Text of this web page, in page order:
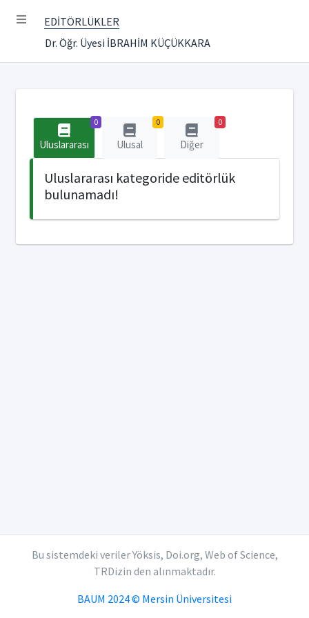
EDİTÖRLÜKLER
Dr. Öğr. Üyesi İBRAHİM KÜÇÜKKARA
0
Uluslararası
0
Ulusal
0
Diğer
Uluslararası kategoride editörlük
bulunamadı!
Bu sistemdeki veriler Yöksis, Doi.org, Web of Science,
TRDizin den alınmaktadır.
BAUM 2024 © Mersin Üniversitesi